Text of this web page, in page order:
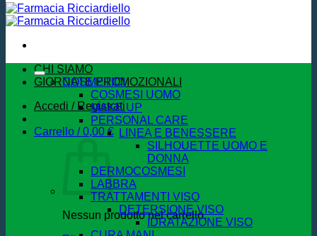
CHI SIAMO
GIORNATE PROMOZIONALI
Accedi / Registrati
Carrello /0,00 €
Nessun prodotto nel carrello.
COSMETICI
COSMESI UOMO
MAKE UP
PERSONAL CARE
LINEA E BENESSERE
SILHOUETTE UOMO E
DONNA
DERMOCOSMESI
LABBRA
TRATTAMENTI VISO
DETERSIONE VISO
IDRATAZIONE VISO